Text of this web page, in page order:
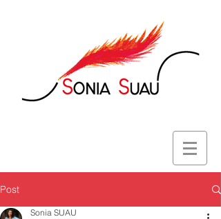
Post
Sonia SUAU